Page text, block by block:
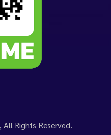
, All Rights Reserved.